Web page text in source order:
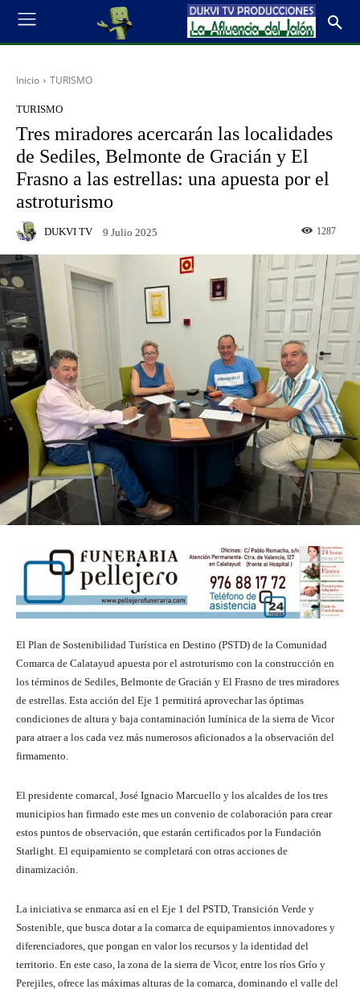
Inicio TURISMO
TURISMO
Tres miradores acercarán las localidades
de Sediles, Belmonte de Gracián y El
Frasno a las estrellas: una apuesta por el
astroturismo
DUKVI TV 9 Julio 2025 1287
El Plan de Sostenibilidad Turística en Destino (PSTD) de la Comunidad
Comarca de Calatayud apuesta por el astroturismo con la construcción en
los términos de Sediles, Belmonte de Gracián y El Frasno de tres miradores
de estrellas. Esta acción del Eje 1 permitirá aprovechar las óptimas
condiciones de altura y baja contaminación lumínica de la sierra de Vicor
para atraer a los cada vez más numerosos aficionados a la observación del
firmamento.
El presidente comarcal, José Ignacio Marcuello y los alcaldes de los tres
municipios han firmado este mes un convenio de colaboración para crear
estos puntos de observación, que estarán certificados por la Fundación
Starlight. El equipamiento se completará con otras acciones de
dinamización.
La iniciativa se enmarca así en el Eje 1 del PSTD, Transición Verde y
Sostenible, que busca dotar a la comarca de equipamientos innovadores y
diferenciadores, que pongan en valor los recursos y la identidad del
territorio. En este caso, la zona de la sierra de Vicor, entre los ríos Grío y
Perejiles, ofrece las máximas alturas de la comarca, dominando el valle del